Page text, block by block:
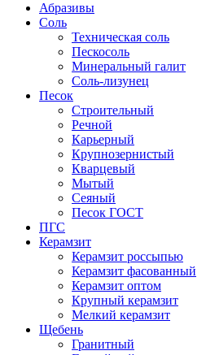
Абразивы
Соль
Техническая соль
Пескосоль
Минеральный галит
Соль-лизунец
Песок
Строительный
Речной
Карьерный
Крупнозернистый
Кварцевый
Мытый
Сеяный
Песок ГОСТ
ПГС
Керамзит
Керамзит россыпью
Керамзит фасованный
Керамзит оптом
Крупный керамзит
Мелкий керамзит
Щебень
Гранитный